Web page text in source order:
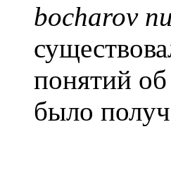
bocharov
понятий
было